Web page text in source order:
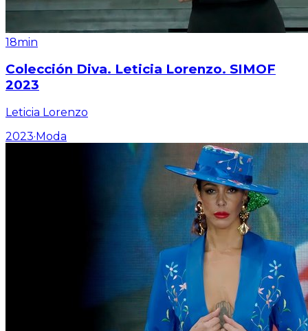
18min
Colección Diva. Leticia Lorenzo. SIMOF
2023
Leticia Lorenzo
2023·Moda